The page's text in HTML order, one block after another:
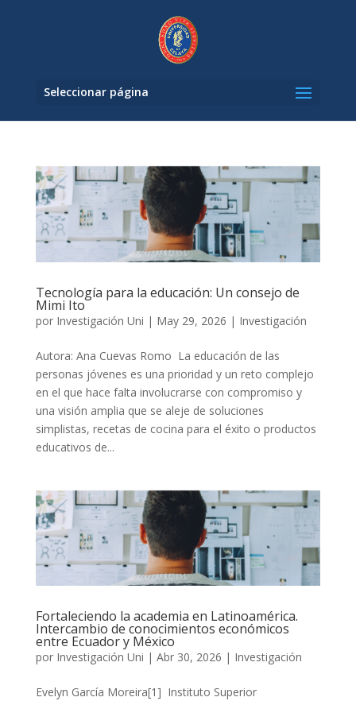
Seleccionar página
Tecnología para la educación: Un consejo de
Mimi Ito
por Investigación Uni | May 29, 2026 | Investigación
Autora: Ana Cuevas Romo La educación de las
personas jóvenes es una prioridad y un reto complejo
en el que hace falta involucrarse con compromiso y
una visión amplia que se aleje de soluciones
simplistas, recetas de cocina para el éxito o productos
educativos de...
Fortaleciendo la academia en Latinoamérica.
Intercambio de conocimientos económicos
entre Ecuador y México
por Investigación Uni | Abr 30, 2026 | Investigación
Evelyn García Moreira[1] Instituto Superior